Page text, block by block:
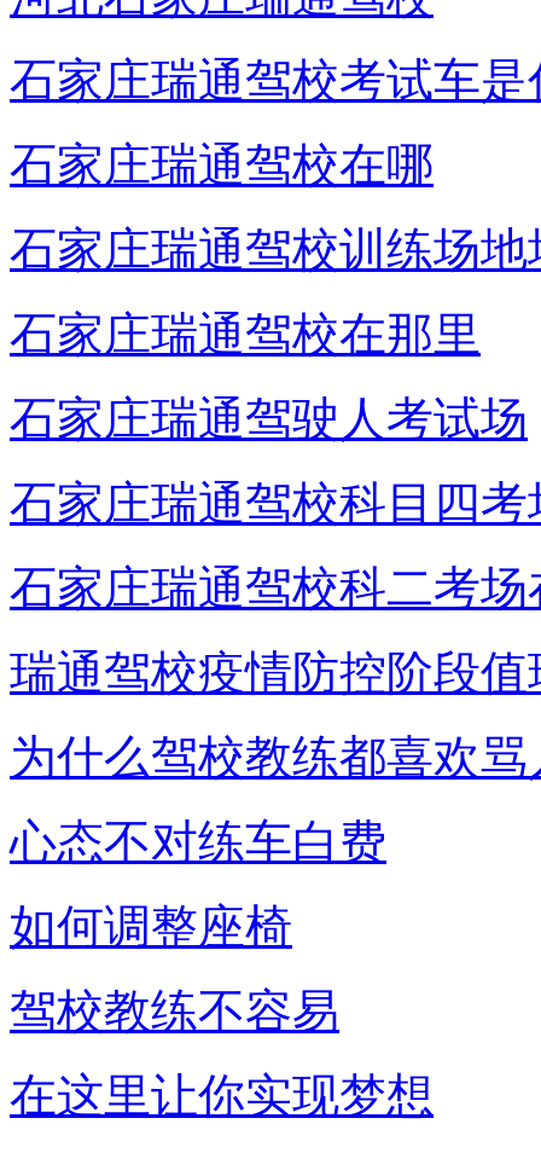
石家庄瑞通驾校考试车是
石家庄瑞通驾校在哪
石家庄瑞通驾校训练场地
石家庄瑞通驾校在那里
石家庄瑞通驾驶人考试场
石家庄瑞通驾校科目四
石家庄瑞通驾校科二考场
瑞通驾校疫情防控阶段值
为什么驾校教练都喜欢骂
心态不对练车白费
如何调整座椅
驾校教练不容易
在这里让你实现梦想